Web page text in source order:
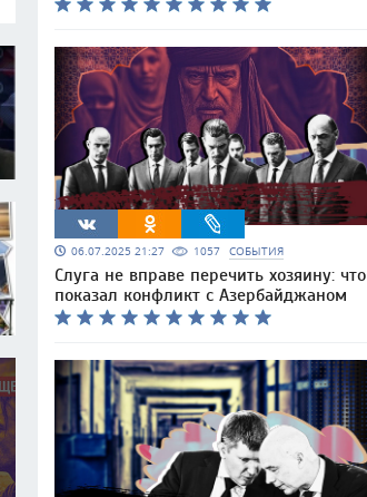
06.07.2025 21:27 1057 СОБЫТИЯ
Слуга не вправе перечить хозяину: что
показал конфликт с Азербайджаном